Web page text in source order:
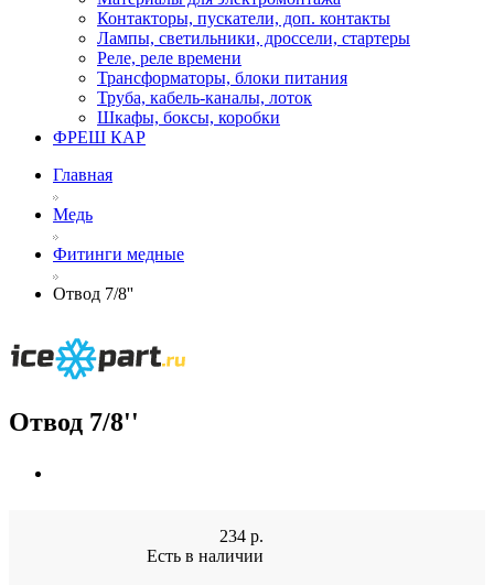
Контакторы, пускатели, доп. контакты
Лампы, светильники, дроссели, стартеры
Реле, реле времени
Трансформаторы, блоки питания
Труба, кабель-каналы, лоток
Шкафы, боксы, коробки
ФРЕШ КАР
Главная
Медь
Фитинги медные
Отвод 7/8''
Отвод 7/8''
234 р.
Есть в наличии